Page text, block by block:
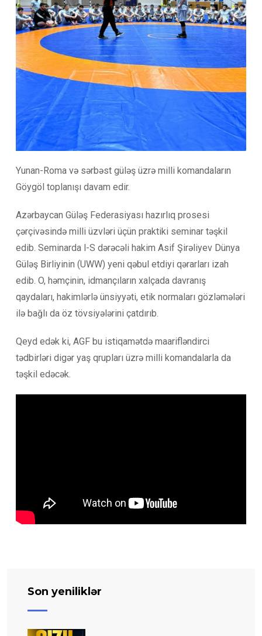
Yunan-Roma və sərbəst güləş üzrə milli komandaların
Göygöl toplanışı davam edir.
Azərbaycan Güləş Federasiyası hazırlıq prosesi
çərçivəsində milli üzvləri üçün praktiki seminar təşkil
edib. Seminarda l-S dərəcəli hakim Asif Şirəliyev Dünya
Güləş Birliyinin (UWW) yeni qəbul etdiyi qərarları izah
edib. O, həmçinin, idmançıların xalçada davranış
qaydaları, hakimlərlə ünsiyyəti, etik normaları gözləmələri
ilə bağlı da öz tövsiyələrini çatdırıb.
Qeyd edək ki, AGF bu istiqamətdə maarifləndirci
tədbirləri digər yaş qrupları üzrə milli komandalarla da
təşkil edəcək.
Son yeniliklər